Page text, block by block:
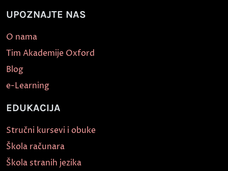
UPOZNAJTE NAS
O nama
Tim Akademije Oxford
Blog
e-Learning
EDUKACIJA
Stručni kursevi i obuke
Škola računara
Škola stranih jezika